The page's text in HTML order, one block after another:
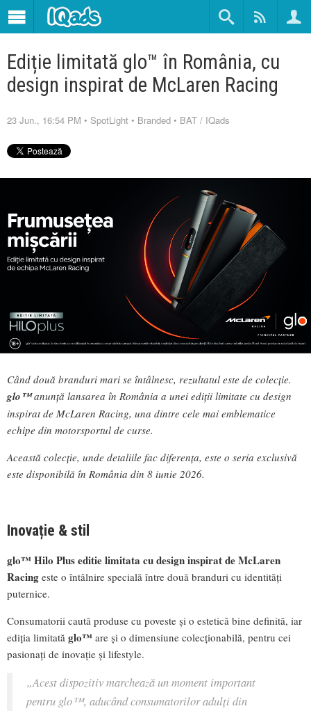
Ediție limitată glo™ în România, cu
design inspirat de McLaren Racing
23 Jun., 16:54 PM • SpotLight • Branded • BAT / IQads
Când două branduri mari se întâlnesc, rezultatul este de colecție.
glo™anunță lansarea în România a unei ediții limitate cu design
inspirat de McLaren Racing, una dintre cele mai emblematice
echipe din motorsportul de curse.
Această colecție, unde detaliile fac diferența, este o seria exclusivă
este disponibilă în România din 8 iunie 2026.
Inovație & stil
glo™ Hilo Pluseditie limitata cu design inspirat de McLaren
Racing este o întâlnire specială între două branduri cu identități
puternice.
Consumatorii caută produse cu poveste și o estetică bine definită, iar
ediția limitată glo™ are și o dimensiune colecționabilă, pentru cei
pasionați de inovație și lifestyle.
„Acest dispozitiv marchează un moment important
pentru glo™, aducând consumatorilor adulți din